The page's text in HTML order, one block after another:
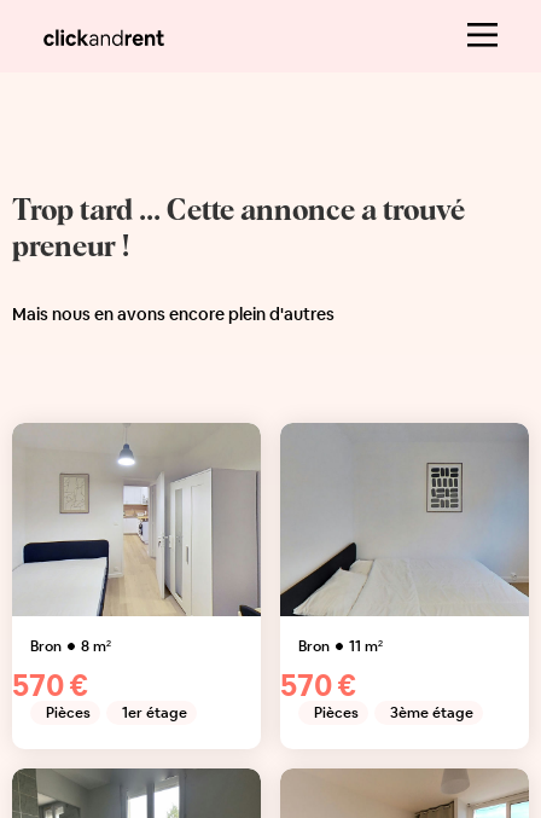
Trop tard ... Cette annonce a trouvé
preneur !
Mais nous en avons encore plein d'autres
Bron 8m²
570 €
Pièces 1er étage
Bron 11 m²
570 €
Pièces 3ème étage